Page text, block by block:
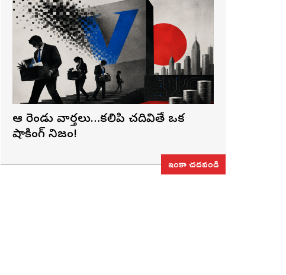
ఆ రెండు వార్తలు…కలిపి చదివితే ఒక
షాకింగ్ నిజం!
ఇంకా చదవండి